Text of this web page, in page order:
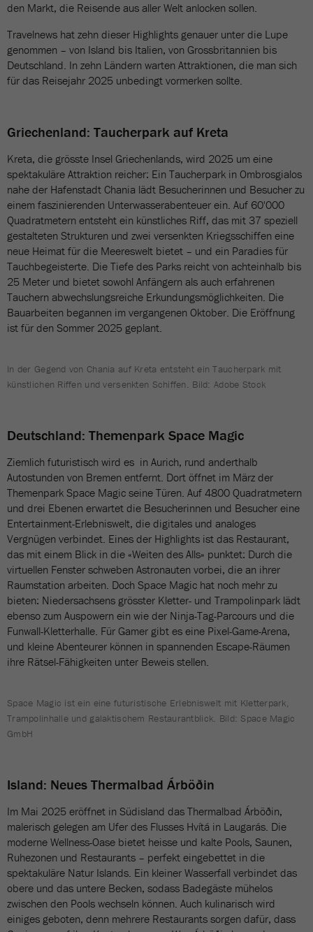
den Markt, die Reisende aus aller Welt anlocken sollen.
Travelnews hat zehn dieser Highlights genauer unter die Lupe
genommen – von Island bis Italien, von Grossbritannien bis
Deutschland. In zehn Ländern warten Attraktionen, die man sich
für das Reisejahr 2025 unbedingt vormerken sollte.
Griechenland: Taucherpark auf Kreta
Kreta, die grösste Insel Griechenlands, wird 2025 um eine
spektakuläre Attraktion reicher: Ein Taucherpark in Ombrosgialos
nahe der Hafenstadt Chania lädt Besucherinnen und Besucher zu
einem faszinierenden Unterwasserabenteuer ein. Auf 60'000
Quadratmetern entsteht ein künstliches Riff, das mit 37 speziell
gestalteten Strukturen und zwei versenkten Kriegsschiffen eine
neue Heimat für die Meereswelt bietet – und ein Paradies für
Tauchbegeisterte. Die Tiefe des Parks reicht von achteinhalb bis
25 Meter und bietet sowohl Anfängern als auch erfahrenen
Tauchern abwechslungsreiche Erkundungsmöglichkeiten. Die
Bauarbeiten begannen im vergangenen Oktober. Die Eröffnung
ist für den Sommer 2025 geplant.
In der Gegend von Chania auf Kreta entsteht ein Taucherpark mit
künstlichen Riffen und versenkten Schiffen. Bild: Adobe Stock
Deutschland: Themenpark Space Magic
Ziemlich futuristisch wird es in Aurich, rund anderthalb
Autostunden von Bremen entfernt. Dort öffnet im März der
Themenpark Space Magic seine Türen. Auf 4800 Quadratmetern
und drei Ebenen erwartet die Besucherinnen und Besucher eine
Entertainment-Erlebniswelt, die digitales und analoges
Vergnügen verbindet. Eines der Highlights ist das Restaurant,
das mit einem Blick in die «Weiten des Alls» punktet: Durch die
virtuellen Fenster schweben Astronauten vorbei, die an ihrer
Raumstation arbeiten. Doch Space Magic hat noch mehr zu
bieten: Niedersachsens grösster Kletter- und Trampolinpark lädt
ebenso zum Auspowern ein wie der Ninja-Tag-Parcours und die
Funwall-Kletterhalle. Für Gamer gibt es eine Pixel-Game-Arena,
und kleine Abenteurer können in spannenden Escape-Räumen
ihre Rätsel-Fähigkeiten unter Beweis stellen.
Space Magic ist ein eine futuristische Erlebniswelt mit Kletterpark,
Trampolinhalle und galaktischem Restaurantblick. Bild: Space Magic
GmbH
Island: Neues Thermalbad Árböðin
Im Mai 2025 eröffnet in Südisland das Thermalbad Árböðin,
malerisch gelegen am Ufer des Flusses Hvítá in Laugarás. Die
moderne Wellness-Oase bietet heisse und kalte Pools, Saunen,
Ruhezonen und Restaurants – perfekt eingebettet in die
spektakuläre Natur Islands. Ein kleiner Wasserfall verbindet das
obere und das untere Becken, sodass Badegäste mühelos
zwischen den Pools wechseln können. Auch kulinarisch wird
einiges geboten, denn mehrere Restaurants sorgen dafür, dass